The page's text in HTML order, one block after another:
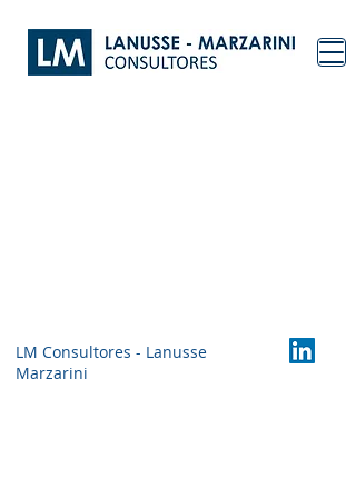
LM Consultores - Lanusse
Marzarini